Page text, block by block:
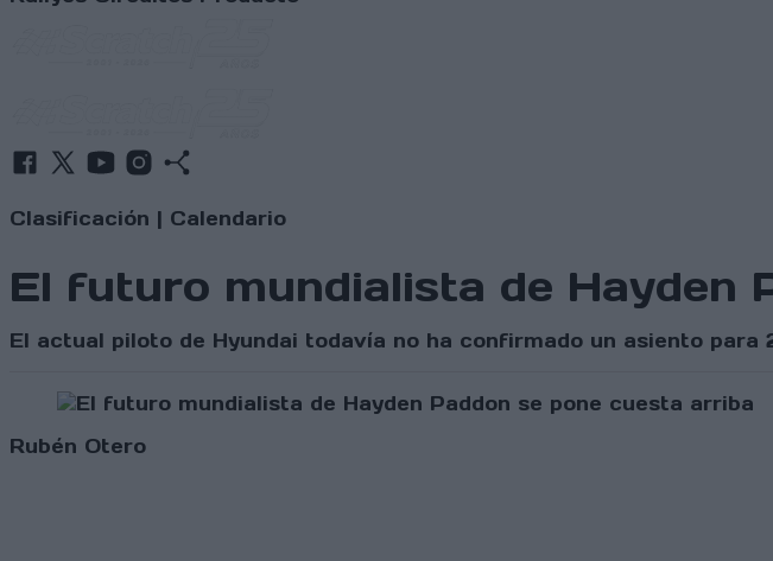
Clasificación | Calendario
El futuro mundialista de Hayden
El actual piloto de Hyundai todavía no ha confirmado un asiento para
Rubén Otero